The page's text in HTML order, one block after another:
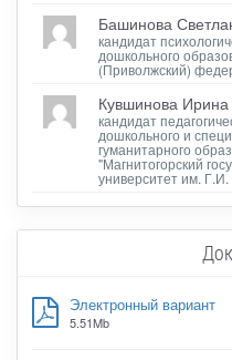
Башинова
кандидат
дошкольного
(Приволжский)
Кувшинова
кандидат
дошкольного и
гуманитарного
"Магнитогорский
университет им.
Электронный вариант
5.51Mb